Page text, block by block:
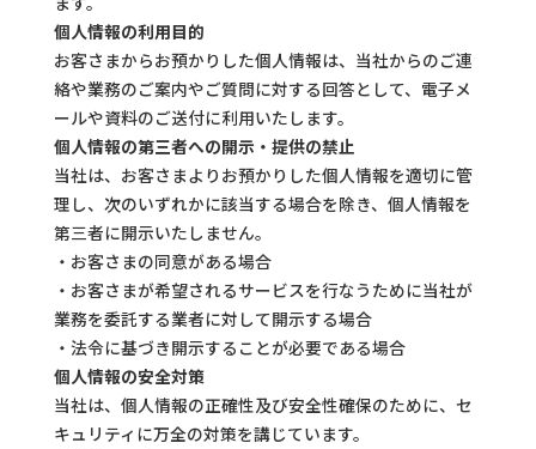
個人情報の利用目的
お客さまからお預かりした個人情報は、当社からのご連
絡や業務のご案内やご質問に対する回答として、電子メ
ールや資料のご送付に利用いたします。
個人情報の第三者への開示・提供の禁止
当社は、お客さまよりお預かりした個人情報を適切に管
理し、次のいずれかに該当する場合を除き、個人情報を
第三者に開示いたしません。
・お客さまの同意がある場合
・お客さまが希望されるサービスを行なうために当社が
業務を委託する業者に対して開示する場合
・法令に基づき開示することが必要である場合
個人情報の安全対策
当社は、個人情報の正確性及び安全性確保のために、セ
キュリティに万全の対策を講じています。